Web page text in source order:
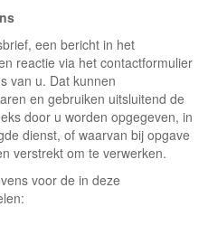
een bericht in het
reactie via het contactformulier
van u. Dat kunnen
en gebruiken uitsluitend de
door u worden opgegeven, in
dienst, of waarvan bij opgave
verstrekt om te verwerken.
voor de in deze